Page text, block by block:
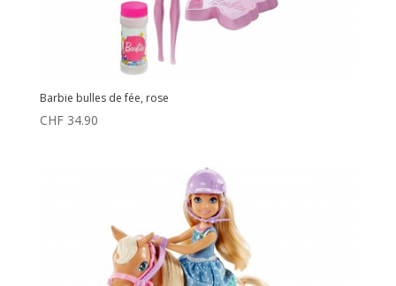
Barbie bulles de fée, rose
CHF34.90